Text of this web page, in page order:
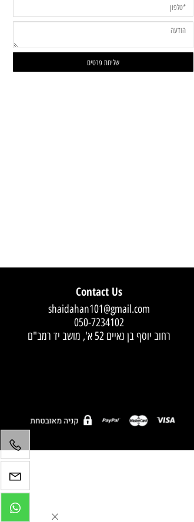
Contact Us
shaidahan101@gmail.com
050-7234102